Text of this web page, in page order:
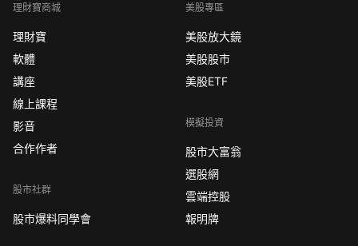
理財寶商城
理財寶
軟體
講座
線上課程
影音
合作作者
股市社群
股市爆料同學會
美股專區
美股放大鏡
美股股市
美股ETF
模擬投資
股市大富翁
選股網
雲端控股
報明牌